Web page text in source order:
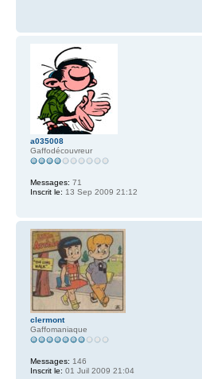
a035008
Gaffodécouvreur
Messages: 71
Inscrit le: 13 Sep 2009 21:12
clermont
Gaffomaniaque
Messages: 146
Inscrit le: 01 Juil 2009 21:04